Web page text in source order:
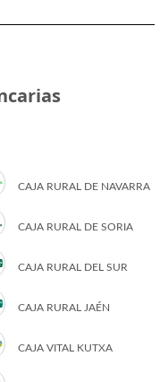
CAJA RURAL DE NAVARRA
CAJA RURAL DE SORIA
CAJA RURAL DEL SUR
CAJA RURAL JAÉN
CAJA VITAL KUTXA